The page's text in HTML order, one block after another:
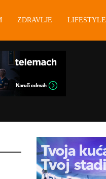
ZDRAVLJE LIFESTYLE